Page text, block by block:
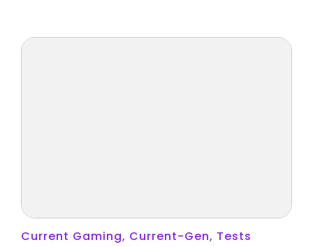
Current Gaming, Current-Gen, Tests